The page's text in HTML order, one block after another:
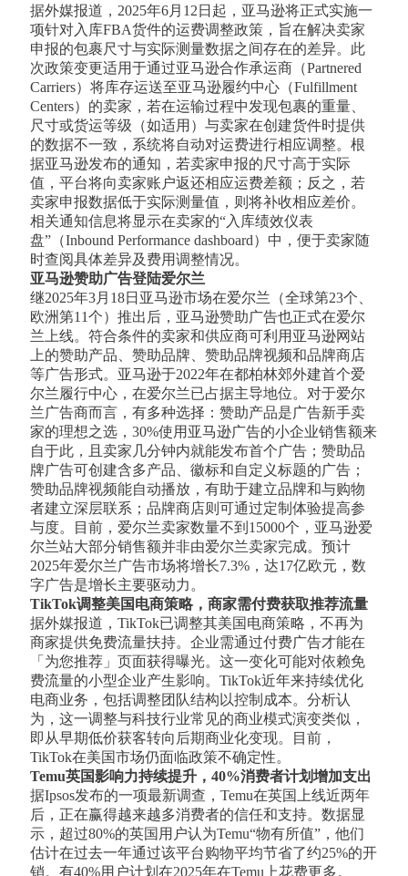
据外媒报道，2025年6月12日起，亚马逊将正式实施一
项针对入库FBA货件的运费调整政策，旨在解决卖家
申报的包裹尺寸与实际测量数据之间存在的差异。此
次政策变更适用于通过亚马逊合作承运商（Partnered
Carriers）将库存运送至亚马逊履约中心（Fulfillment
Centers）的卖家，若在运输过程中发现包裹的重量、
尺寸或货运等级（如适用）与卖家在创建货件时提供
的数据不一致，系统将自动对运费进行相应调整。根
据亚马逊发布的通知，若卖家申报的尺寸高于实际
值，平台将向卖家账户返还相应运费差额；反之，若
卖家申报数据低于实际测量值，则将补收相应差价。
相关通知信息将显示在卖家的“入库绩效仪表
盘”（Inbound Performance dashboard）中，便于卖家随
时查阅具体差异及费用调整情况。
亚马逊赞助广告登陆爱尔兰
继2025年3月18日亚马逊市场在爱尔兰（全球第23个、
欧洲第11个）推出后，亚马逊赞助广告也正式在爱尔
兰上线。符合条件的卖家和供应商可利用亚马逊网站
上的赞助产品、赞助品牌、赞助品牌视频和品牌商店
等广告形式。亚马逊于2022年在都柏林郊外建首个爱
尔兰履行中心，在爱尔兰已占据主导地位。对于爱尔
兰广告商而言，有多种选择：赞助产品是广告新手卖
家的理想之选，30%使用亚马逊广告的小企业销售额来
自于此，且卖家几分钟内就能发布首个广告；赞助品
牌广告可创建含多产品、徽标和自定义标题的广告；
赞助品牌视频能自动播放，有助于建立品牌和与购物
者建立深层联系；品牌商店则可通过定制体验提高参
与度。目前，爱尔兰卖家数量不到15000个，亚马逊爱
尔兰站大部分销售额并非由爱尔兰卖家完成。预计
2025年爱尔兰广告市场将增长7.3%，达17亿欧元，数
字广告是增长主要驱动力。
TikTok调整美国电商策略，商家需付费获取推荐流量
据外媒报道，TikTok已调整其美国电商策略，不再为
商家提供免费流量扶持。企业需通过付费广告才能在
「为您推荐」页面获得曝光。这一变化可能对依赖免
费流量的小型企业产生影响。TikTok近年来持续优化
电商业务，包括调整团队结构以控制成本。分析认
为，这一调整与科技行业常见的商业模式演变类似，
即从早期低价获客转向后期商业化变现。目前，
TikTok在美国市场仍面临政策不确定性。
Temu英国影响力持续提升，40%消费者计划增加支出
据Ipsos发布的一项最新调查，Temu在英国上线近两年
后，正在赢得越来越多消费者的信任和支持。数据显
示，超过80%的英国用户认为Temu“物有所值”，他们
估计在过去一年通过该平台购物平均节省了约25%的开
销。有40%用户计划在2025年在Temu上花费更多。